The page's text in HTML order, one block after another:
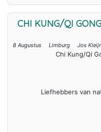
CHI KUNG/QI
8 Augustus Limburg Jos
Chi Kung/Qi
Liefhebbers van